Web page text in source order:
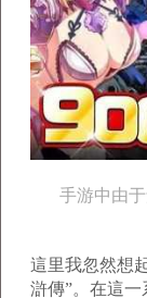
手游中由
這里我忽然想
滸傳”。在這